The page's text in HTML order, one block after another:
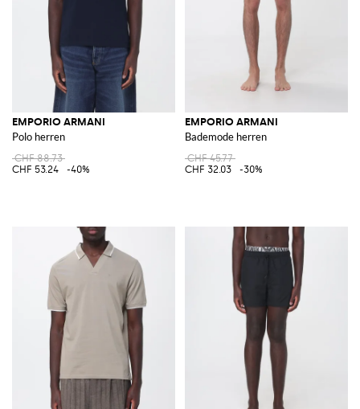
EMPORIO ARMANI
Polo herren
CHF 88.73
CHF 53.24
-40%
EMPORIO ARMANI
Bademode herren
CHF 45.77
CHF 32.03
-30%